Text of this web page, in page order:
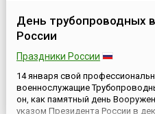
День трубопроводных
России
Праздники России
14 января свой
военнослужащие
он, как памятный день
указом Президента России в